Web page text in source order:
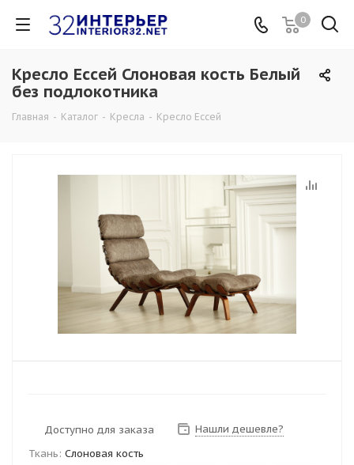
0
Кресло Ессей Слоновая кость Белый
без подлокотника
Главная - Каталог - Кресла - Кресло Ессей
Доступно для заказа
Нашли дешевле?
Ткань: Слоновая кость